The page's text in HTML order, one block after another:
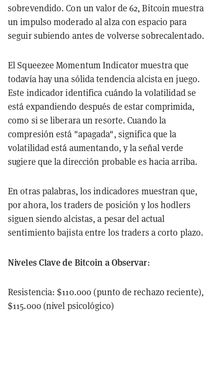
sobrevendido. Con un valor de 62, Bitcoin muestra
un impulso moderado al alza con espacio para
seguir subiendo antes de volverse sobrecalentado.
El Squeezee Momentum Indicator muestra que
todavía hay una sólida tendencia alcista en juego.
Este indicador identifica cuándo la volatilidad se
está expandiendo después de estar comprimida,
como si se liberara un resorte. Cuando la
compresión está "apagada", significa que la
volatilidad está aumentando, y la señal verde
sugiere que la dirección probable es hacia arriba.
En otras palabras, los indicadores muestran que,
por ahora, los traders de posición y los hodlers
siguen siendo alcistas, a pesar del actual
sentimiento bajista entre los traders a corto plazo.
Niveles Clave de Bitcoin a Observar:
Resistencia: $110.000 (punto de rechazo reciente),
$115.000 (nivel psicológico)